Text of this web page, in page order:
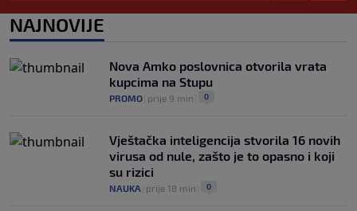
čak 50 miliona dolara
prije 6 h 0
NAJNOVIJE
Nova Amko poslovnica otvorila vrata
kupcima na Stupu
PROMO prije 9 min 0
Vještačka inteligencija stvorila 16 novih
virusa od nule, zašto je to opasno i koji
su rizici
NAUKA prije 18 min 0